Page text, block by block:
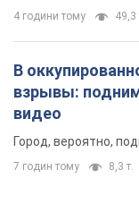
4 години тому 49,3
В
взрывы:
видео
Город, вероятно,
7 годин тому 8,3 т.